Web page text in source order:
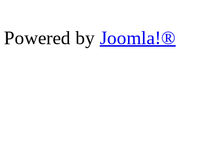
Powered by Joomla!®